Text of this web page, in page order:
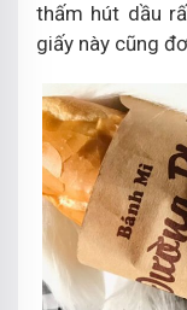
thấm hút dầu
giấy này cũng